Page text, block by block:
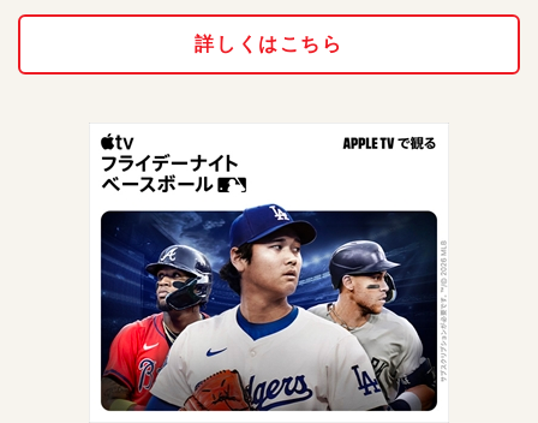
詳しくはこちら